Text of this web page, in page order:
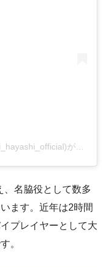
、名脇役として数多
ます。近年は2時間
プレイヤーとして大
。